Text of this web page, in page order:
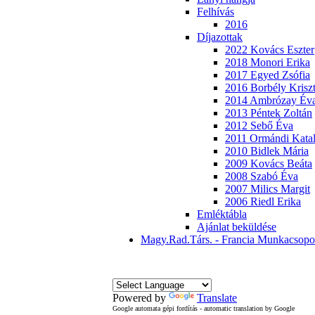
Felhívás
2016
Díjazottak
2022 Kovács Eszter
2018 Monori Erika
2017 Egyed Zsófia
2016 Borbély
2014 Ambrózay
2013 Péntek Zoltán
2012 Sebő Éva
2011 Ormándi
2010 Bidlek Mária
2009 Kovács Beáta
2008 Szabó Éva
2007 Milics Margit
2006 Riedl Erika
Emléktábla
Ajánlat beküldése
Magy.Rad.Társ. - Francia
Powered by Translate
Google automata gépi fordítás - automatic translation by Google